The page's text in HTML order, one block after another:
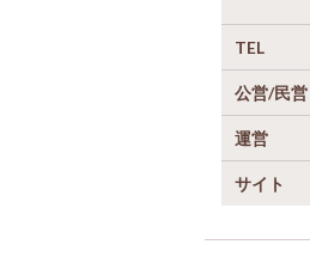
TEL
公営/民営
運営
サイト